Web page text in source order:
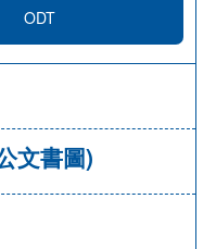
ODT
文書圖)